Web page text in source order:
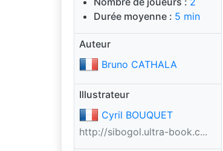
Durée moyenne : 5 min
Auteur
Bruno CATHALA
Illustrateur
Cyril BOUQUET
http://sibogol.ultra-book.c...